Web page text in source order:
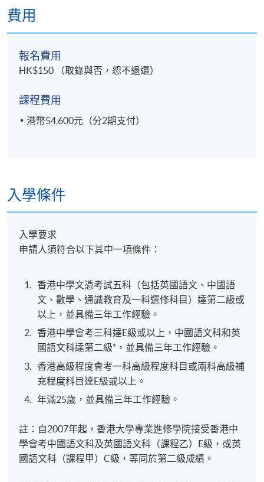
費用
報名費用
HK$150 （取錄與否，恕不退還）
課程費用
港幣54,600元（分2期支付）
入學條件
入學要求
申請人須符合以下其中一項條件：
香港中學文憑考試五科（包括英國語文、中國語
文、數學、通識教育及一科選修科目）達第二級或
以上，並具備三年工作經驗。
香港中學會考三科達E級或以上，中國語文科和英
國語文科達第二級*，並具備三年工作經驗。
香港高級程度會考一科高級程度科目或兩科高級補
充程度科目達E級或以上。
年滿25歲，並具備三年工作經驗。
註：自2007年起，香港大學專業進修學院接受香港中
學會考中國語文科及英國語文科（課程乙）E級，或英
國語文科（課程甲）C級，等同於第二級成績。